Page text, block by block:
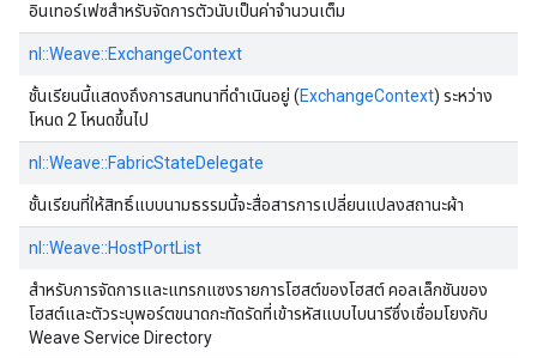
อินเทอร์เฟซสําหรับจัดการตัวนับเป็นค่าจํานวนเต็ม
nl::Weave::ExchangeContext
ชั้นเรียนนี้แสดงถึงการสนทนาที่ดําเนินอยู่ (ExchangeContext) ระหว่าง
โหนด 2 โหนดขึ้นไป
nl::Weave::FabricStateDelegate
ชั้นเรียนที่ให้สิทธิ์แบบนามธรรมนี้จะสื่อสารการเปลี่ยนแปลงสถานะผ้า
nl::Weave::HostPortList
สําหรับการจัดการและแทรกแซงรายการโฮสต์ของโฮสต์ คอลเล็กชันของ
โฮสต์และตัวระบุพอร์ตขนาดกะทัดรัดที่เข้ารหัสแบบไบนารีซึ่งเชื่อมโยงกับ
Weave Service Directory